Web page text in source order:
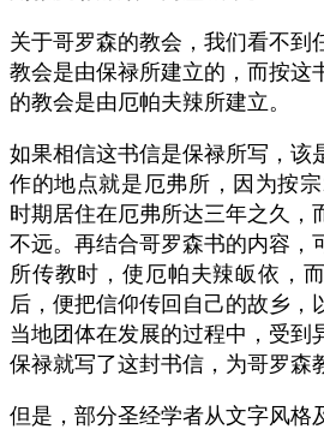
关于哥罗森的教会，我们看不到
教会是由保禄所建立的，而按这
的教会是由厄帕夫辣所建立。
如果相信这书信是保禄所写，该
作的地点就是厄弗所，因为按宗
时期居住在厄弗所达三年之久，
不远。再结合哥罗森书的内容，
所传教时，使厄帕夫辣皈依，
后，便把信仰传回自己的故乡，
当地团体在发展的过程中，受到
保禄就写了这封书信，为哥罗森
但是，部分圣经学者从文字风格